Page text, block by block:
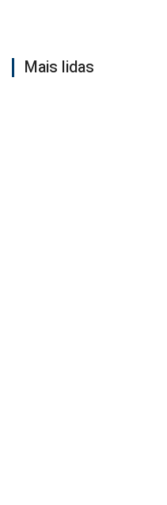
Mais lidas